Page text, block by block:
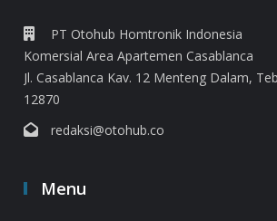
PT Otohub Homtronik Indonesia
Komersial Area Apartemen Casablanca
Jl. Casablanca Kav. 12 Menteng Dalam,
12870
redaksi@otohub.co
Menu